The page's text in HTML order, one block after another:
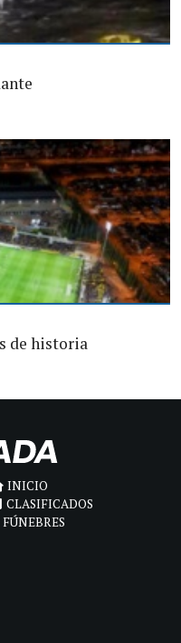
de historia
INICIO
CLASIFICADOS
FÚNEBRES